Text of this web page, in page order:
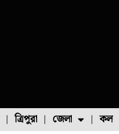
ত্রিপুরা জেলা